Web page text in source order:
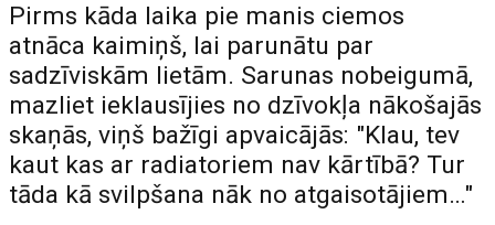
Pirms kāda laika pie manis ciemos
atnāca kaimiņš, lai parunātu par
sadzīviskām lietām. Sarunas nobeigumā,
mazliet ieklausījies no dzīvokļa nākošajās
skaņās, viņš bažīgi apvaicājās: "Klau, tev
kaut kas ar radiatoriem nav kārtībā? Tur
tāda kā svilpšana nāk no atgaisotājiem…"